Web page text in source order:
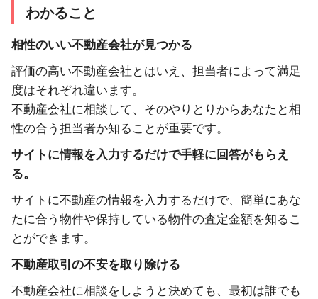
わかること
相性のいい不動産会社が見つかる
評価の高い不動産会社とはいえ、担当者によって満足
度はそれぞれ違います。
不動産会社に相談して、そのやりとりからあなたと相
性の合う担当者か知ることが重要です。
サイトに情報を入力するだけで手軽に回答がもらえ
る。
サイトに不動産の情報を入力するだけで、簡単にあな
たに合う物件や保持している物件の査定金額を知るこ
とができます。
不動産取引の不安を取り除ける
不動産会社に相談をしようと決めても、最初は誰でも